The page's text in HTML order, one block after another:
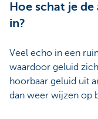
Hoe schat je
in?
Veel echo in een
waardoor geluid
hoorbaar geluid uit
dan weer wijzen op